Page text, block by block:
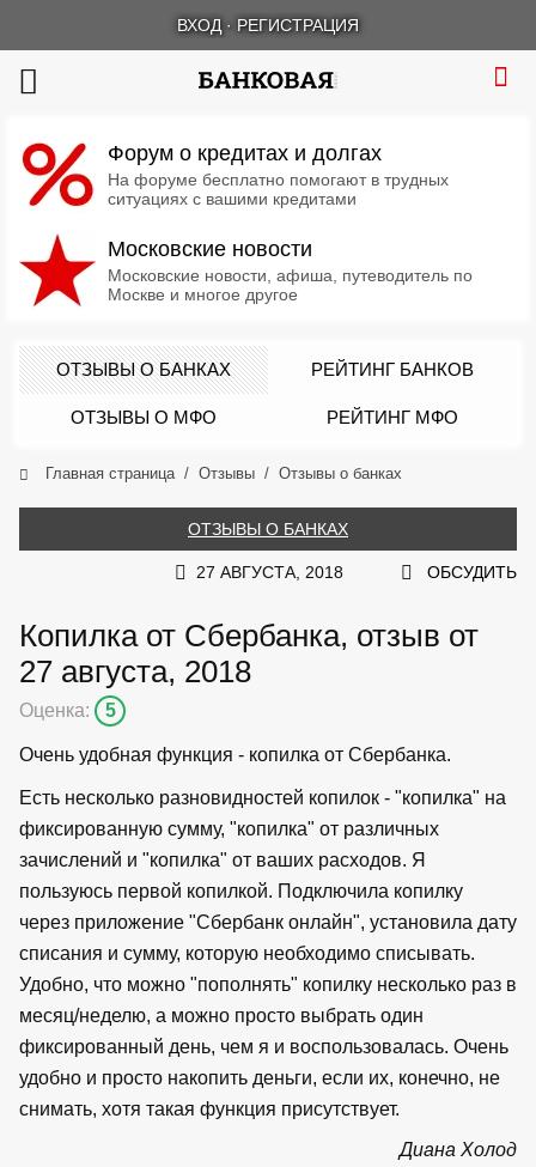
ВХОД · РЕГИСТРАЦИЯ
Форум о кредитах и долгах
На форуме бесплатно помогают в трудных
ситуациях с вашими кредитами
Московские новости
Московские новости, афиша, путеводитель по
Москве и многое другое
ОТЗЫВЫ О БАНКАХ РЕЙТИНГ БАНКОВ
ОТЗЫВЫ О МФО РЕЙТИНГ МФО
Главная страница Отзывы Отзывы о банках
ОТЗЫВЫ О БАНКАХ
27 АВГУСТА, 2018 ОБСУДИТЬ
Копилка от Сбербанка, отзыв от
27 августа, 2018
Оценка: 5
Очень удобная функция - копилка от Сбербанка.
Есть несколько разновидностей копилок - "копилка" на
фиксированную сумму, "копилка" от различных
зачислений и "копилка" от ваших расходов. Я
пользуюсь первой копилкой. Подключила копилку
через приложение "Сбербанк онлайн", установила дату
списания и сумму, которую необходимо списывать.
Удобно, что можно "пополнять" копилку несколько раз в
месяц/неделю, а можно просто выбрать один
фиксированный день, чем я и воспользовалась. Очень
удобно и просто накопить деньги, если их, конечно, не
снимать, хотя такая функция присутствует.
Диана Холод